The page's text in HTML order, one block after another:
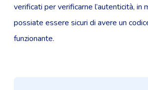
verificati per verificarne l’autenticità, in
possiate essere sicuri di avere un
funzionante.